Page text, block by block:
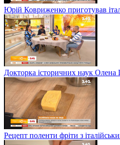
Юрій Ковриженко приготував
Докторка історичних наук Олена
Рецепт поленти фріти з